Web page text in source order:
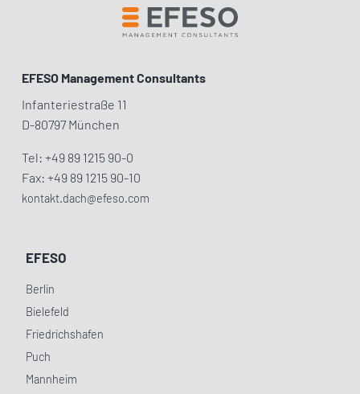
EFESO Management Consultants
Infanteriestraße 11
D-80797 München
Tel: +49 89 1215 90-0
Fax: +49 89 1215 90-10
kontakt.dach@efeso.com
EFESO
Berlin
Bielefeld
Friedrichshafen
Puch
Mannheim